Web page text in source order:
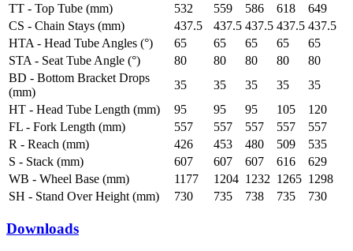
TT - Top Tube (mm)
532 559 586 618
649
CS - Chain Stays (mm)
437.5 437.5 437.5 437.5 437.5
HTA - Head Tube Angles (°)
65 65 65 65
65
STA - Seat Tube Angle (°)
80 80 80 80
80
BD - Bottom Bracket Drops
(mm)
35 35 35 35
35
HT - Head Tube Length (mm)
95 95 95 105
120
FL - Fork Length (mm)
557 557 557 557
557
R - Reach (mm)
426 453 480 509
535
S - Stack (mm)
607 607 607 616
629
WB - Wheel Base (mm)
1177 1204 1232 1265 1298
SH - Stand Over Height (mm)
730 735 738 735 730
Downloads